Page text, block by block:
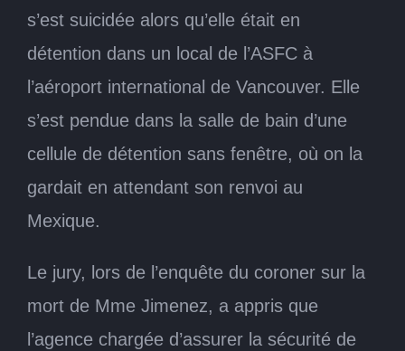
s’est suicidée alors qu’elle était en
détention dans un local de l’ASFC à
l’aéroport international de Vancouver. Elle
s’est pendue dans la salle de bain d’une
cellule de détention sans fenêtre, où on la
gardait en attendant son renvoi au
Mexique.
Le jury, lors de l’enquête du coroner sur la
mort de Mme Jimenez, a appris que
l’agence chargée d’assurer la sécurité de